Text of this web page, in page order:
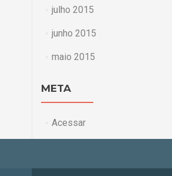
julho 2015
junho 2015
maio 2015
META
Acessar